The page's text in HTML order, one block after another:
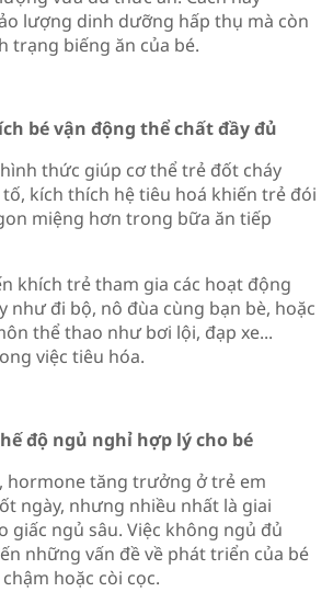
lượng dinh dưỡng hấp thụ mà còn
trạng biếng ăn của bé.
bé vận động thể chất đầy đủ
thức giúp cơ thể trẻ đốt cháy
kích thích hệ tiêu hoá khiến trẻ đói
miệng hơn trong bữa ăn tiếp
khích trẻ tham gia các hoạt động
như đi bộ, nô đùa cùng bạn bè, hoặc
thể thao như bơi lội, đạp xe...
việc tiêu hóa.
độ ngủ nghỉ hợp lý cho bé
hormone tăng trưởng ở trẻ em
ngày, nhưng nhiều nhất là giai
giấc ngủ sâu. Việc không ngủ đủ
những vấn đề về phát triển của bé
hoặc còi cọc.